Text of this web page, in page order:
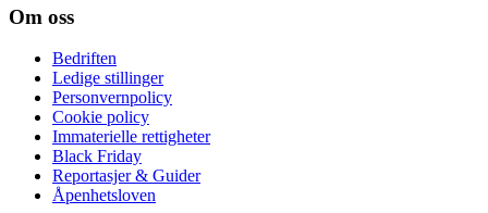
Om oss
Bedriften
Ledige stillinger
Personvernpolicy
Cookie policy
Immaterielle rettigheter
Black Friday
Reportasjer & Guider
Åpenhetsloven